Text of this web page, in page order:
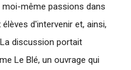
moi-même passions dans
d'intervenir et, ainsi,
discussion portait
Le Blé, un ouvrage qui